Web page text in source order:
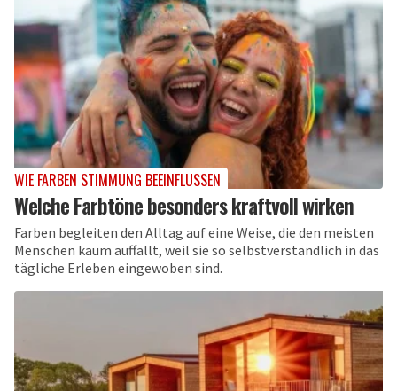
WIE FARBEN STIMMUNG BEEINFLUSSEN
Welche Farbtöne besonders kraftvoll wirken
Farben begleiten den Alltag auf eine Weise, die den meisten
Menschen kaum auffällt, weil sie so selbstverständlich in das
tägliche Erleben eingewoben sind.